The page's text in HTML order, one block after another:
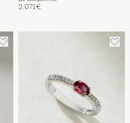
2.071€
ΠΡΟΣΘΈΣΤΕ
ΣΤΑ
ΣΤΑ